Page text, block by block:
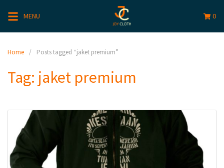
MENU 0
Home Posts tagged “jaket premium”
Tag: jaket premium